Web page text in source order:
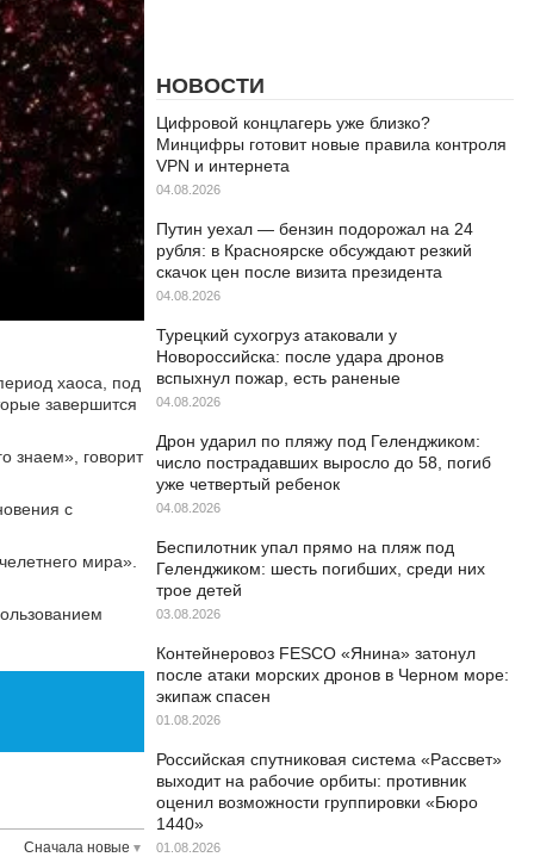
хаоса, под
завершится
знаем», говорит
с
мира».
Сначала новые
НОВОСТИ
Цифровой концлагерь уже близко?
Минцифры готовит новые правила контроля
VPN и интернета
04.08.2026
Путин уехал — бензин подорожал на 24
рубля: в Красноярске обсуждают резкий
скачок цен после визита президента
04.08.2026
Турецкий сухогруз атаковали у
Новороссийска: после удара дронов
вспыхнул пожар, есть раненые
04.08.2026
Дрон ударил по пляжу под Геленджиком:
число пострадавших выросло до 58, погиб
уже четвертый ребенок
04.08.2026
Беспилотник упал прямо на пляж под
Геленджиком: шесть погибших, среди них
трое детей
03.08.2026
Контейнеровоз FESCO «Янина» затонул
после атаки морских дронов в Черном море:
экипаж спасен
01.08.2026
Российская спутниковая система «Рассвет»
выходит на рабочие орбиты: противник
оценил возможности группировки «Бюро
1440»
01.08.2026